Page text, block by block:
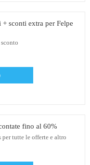
sconti extra per Felpe
fino al 60%
tutte le offerte e altro